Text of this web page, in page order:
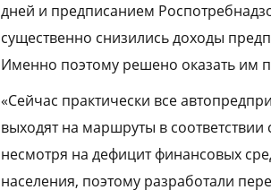
дней и предписанием
существенно снизились доходы
Именно поэтому решено оказать им
«Сейчас практически все
выходят на маршруты в
несмотря на дефицит финансовых
населения, поэтому разработали